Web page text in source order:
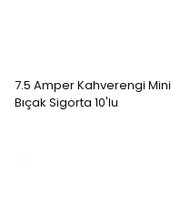
7.5 Amper Kahverengi Mini
Bıçak Sigorta 10'lu